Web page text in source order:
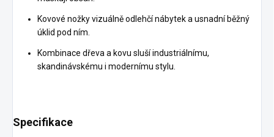
Kovové nožky vizuálně odlehčí nábytek a usnadní běžný
úklid pod ním.
Kombinace dřeva a kovu sluší industriálnímu,
skandinávskému i modernímu stylu.
Specifikace